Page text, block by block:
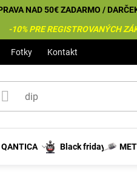
NAD 50€ ZADARMO /
-10% PRE REGISTROVANÝCH
Fotky Kontakt
Black friday